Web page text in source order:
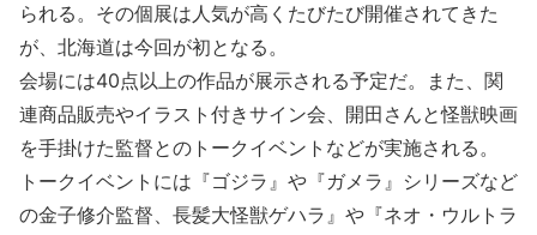
られる。その個展は人気が高くたびたび開催されてきた
が、北海道は今回が初となる。
会場には40点以上の作品が展示される予定だ。また、関
連商品販売やイラスト付きサイン会、開田さんと怪獣映画
を手掛けた監督とのトークイベントなどが実施される。
トークイベントには『ゴジラ』や『ガメラ』シリーズなど
の金子修介監督、長髪大怪獣ゲハラ』や『ネオ・ウルトラ